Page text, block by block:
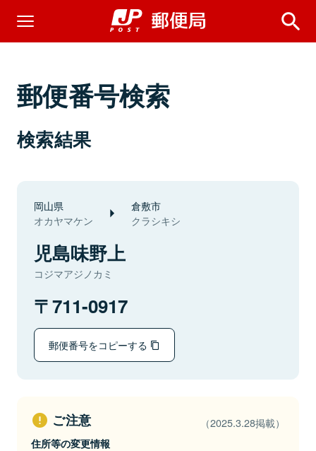
郵便番号検索
検索結果
岡山県
オカヤマケン
倉敷市
クラシキシ
児島味野上
コジマアジノカミ
711-0917
郵便番号をコピーする
ご注意 （2025.3.28掲載）
住所等の変更情報